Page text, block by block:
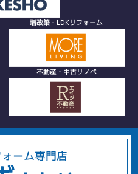
増改築・LDKリフォーム
不動産・中古リノベ
ーム専門店